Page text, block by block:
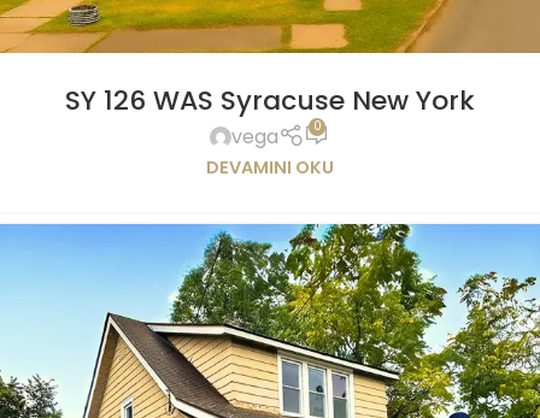
SY 126 WAS Syracuse New York
vega 0
DEVAMINI OKU